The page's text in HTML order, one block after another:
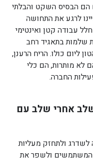
הם הבסיס השקט והבלתי
לרגע את התחושה
עבודה קטן ואינטימי
שלמות בתאגיד רחב
ליום כולו. הריח הרענן,
מותרות, הם כלי
החברה.
אחרי שלב עם
לשדרג ולתחזק מעליות
המשתמשים ולשפר את